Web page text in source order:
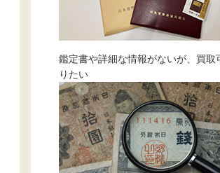
鑑定書や詳細な情報がないが、買取
りたい